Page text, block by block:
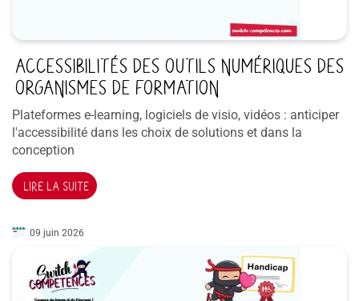
ACCESSIBILITÉS DES OUTILS NUMÉRIQUES DES
ORGANISMES DE FORMATION
Plateformes e-learning, logiciels de visio, vidéos : anticiper
l'accessibilité dans les choix de solutions et dans la
conception
LIRE LA SUITE
09 juin 2026